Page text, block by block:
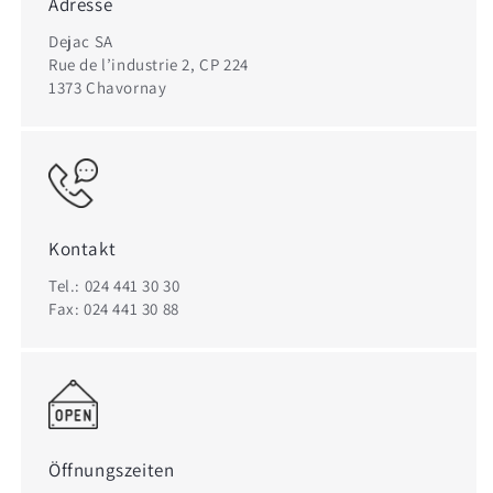
Dejac SA
Rue de l’industrie 2, CP 224
1373 Chavornay
Kontakt
Tel.: 024 441 30 30
Fax: 024 441 30 88
Öffnungszeiten